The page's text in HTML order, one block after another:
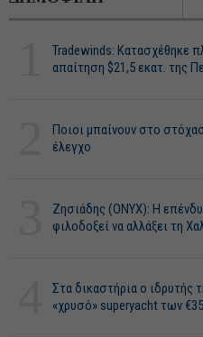
Tradewinds: Κατασχέθηκε
απαίτηση $21,5 εκατ. της
Ποιοι μπαίνουν στο
έλεγχο
Ζησιάδης (ONYX): Η
φιλοδοξεί να αλλάξει τη
Στα δικαστήρια ο ιδρυτής
«χρυσό» superyacht των